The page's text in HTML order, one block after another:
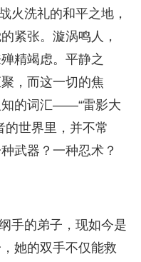
火洗礼的和平之地，
紧张。漩涡鸣人，
精竭虑。平静之
，而这一切的焦
知的词汇——“雷影大
的世界里，并不常
武器？一种忍术？
手的弟子，现如今是
她的双手不仅能救